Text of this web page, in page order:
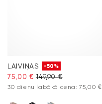
LAIVIŅAS -50%
75,00 € 149,90 €
30 dienu labākā cena: 75,00 €